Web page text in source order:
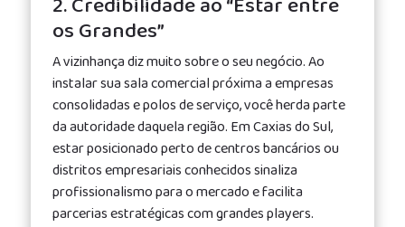
os Grandes”
A vizinhança diz muito sobre o seu negócio. Ao
instalar sua sala comercial próxima a empresas
consolidadas e polos de serviço, você herda parte
da autoridade daquela região. Em Caxias do Sul,
estar posicionado perto de centros bancários ou
distritos empresariais conhecidos sinaliza
profissionalismo para o mercado e facilita
parcerias estratégicas com grandes players.